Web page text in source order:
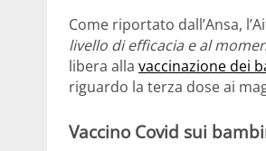
Come riportato dall’Ansa,
livello di efficacia e al
libera alla vaccinazione dei
riguardo la terza dose ai
Vaccino Covid sui